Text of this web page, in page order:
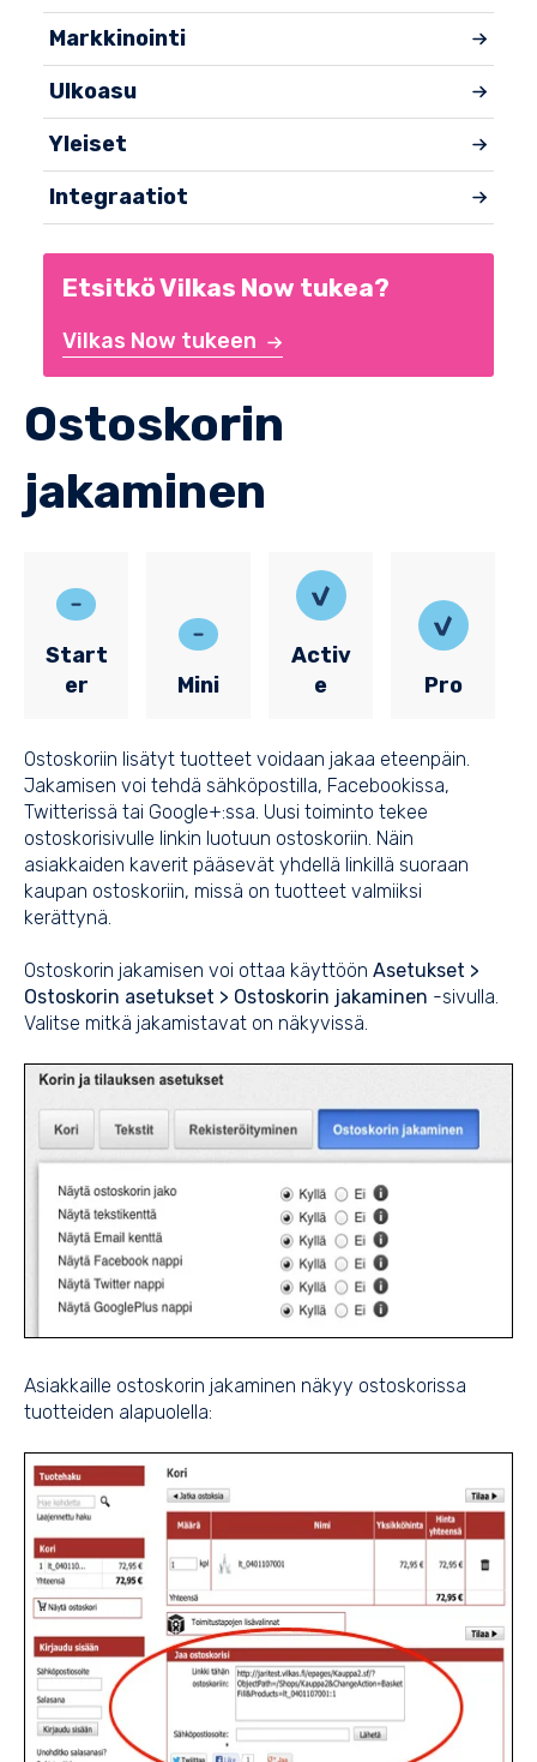
Markkinointi
Ulkoasu
Yleiset
Integraatiot
Etsitkö Vilkas Now tukea?
Vilkas Now tukeen
Ostoskorin
jakaminen
Start
er
Mini
Activ
e
Pro
Ostoskoriin lisätyt tuotteet voidaan jakaa eteenpäin.
Jakamisen voi tehdä sähköpostilla, Facebookissa,
Twitterissä tai Google+:ssa. Uusi toiminto tekee
ostoskorisivulle linkin luotuun ostoskoriin. Näin
asiakkaiden kaverit pääsevät yhdellä linkillä suoraan
kaupan ostoskoriin, missä on tuotteet valmiiksi
kerättynä.
Ostoskorin jakamisen voi ottaa käyttöön Asetukset >
Ostoskorin asetukset > Ostoskorin jakaminen -sivulla.
Valitse mitkä jakamistavat on näkyvissä.
Asiakkaille ostoskorin jakaminen näkyy ostoskorissa
tuotteiden alapuolella: